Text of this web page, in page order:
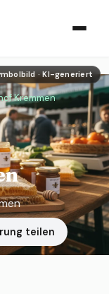
· KI-generiert
Kremmen
teilen